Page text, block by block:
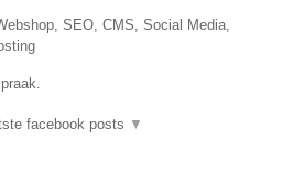
SEO, CMS, Social Media,
facebook posts ▼